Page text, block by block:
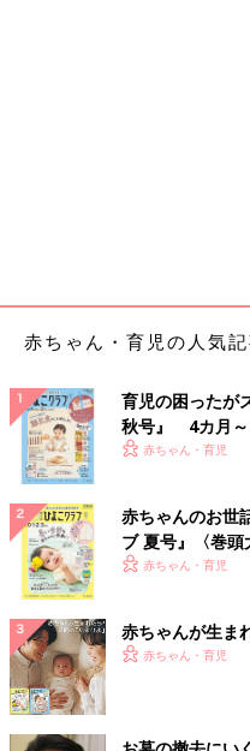
赤ちゃん・育児の人気
育児の困ったが
秋号』 4カ月～
いっぱい！
赤ちゃん・育児
赤ちゃんのお世
ブ 夏号』〈巻
く！ おっぱい・
赤ちゃん・育児
赤ちゃんが生ま
赤ちゃん・育児